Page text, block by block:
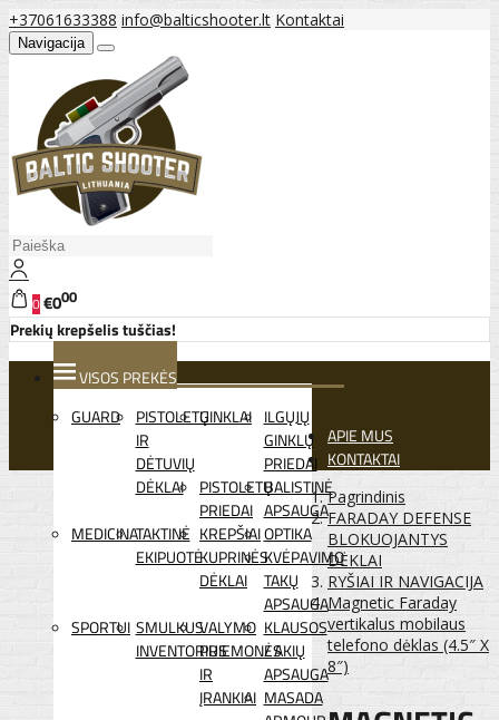
+37061633388 info@balticshooter.lt Kontaktai
Navigacija
0€000
Prekių krepšelis tuščias!
VISOS PREKĖS
GUARD
PISTOLETŲ
IR
DĖTUVIŲ
DĖKLAI
GINKLAI ILGŲJŲ
GINKLŲ
PRIEDAI
PISTOLETŲ
PRIEDAI
BALISTINĖ
APSAUGA
MEDICINATAKTINĖ
EKIPUOTĖ
KREPŠIAI
KUPRINĖS
DĖKLAI
OPTIKA
KVĖPAVIMO
TAKŲ
APSAUGA
SPORTUI SMULKUS
INVENTORIUS
VALYMO
PRIEMONĖS
IR
ĮRANKIAI
KLAUSOS
/ AKIŲ
APSAUGA
MASADA
APIE MUS
KONTAKTAI
Pagrindinis
FARADAY DEFENSE
BLOKUOJANTYS
DĖKLAI
RYŠIAI IR NAVIGACIJA
Magnetic Faraday
vertikalus mobilaus
telefono dėklas (4.5″ X
8″)